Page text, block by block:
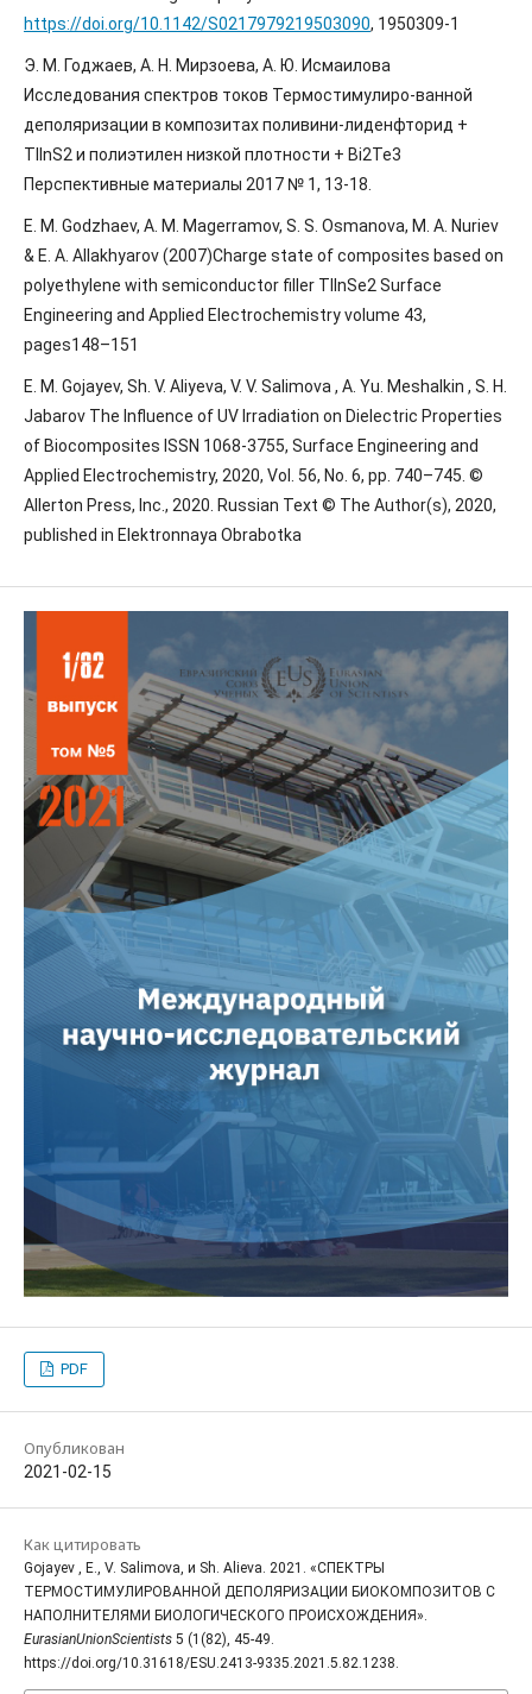
https://doi.org/10.1142/S0217979219503090, 1950309-1
Э. М. Годжаев, А. Н. Мирзоева, А. Ю. Исмаилова
Исследования спектров токов Термостимулиро-ванной
деполяризации в композитах поливини-лиденфторид +
TlInS2 и полиэтилен низкой плотности + Bi2Te3
Перспективные материалы 2017 № 1, 13-18.
E. M. Godzhaev, A. M. Magerramov, S. S. Osmanova, M. A. Nuriev
& E. A. Allakhyarov (2007)Charge state of composites based on
polyethylene with semiconductor filler TlInSe2 Surface
Engineering and Applied Electrochemistry volume 43,
pages148–151
E. M. Gojayev, Sh. V. Aliyeva, V. V. Salimova , A. Yu. Meshalkin , S. H.
Jabarov The Influence of UV Irradiation on Dielectric Properties
of Biocomposites ISSN 1068-3755, Surface Engineering and
Applied Electrochemistry, 2020, Vol. 56, No. 6, pp. 740–745. ©
Allerton Press, Inc., 2020. Russian Text © The Author(s), 2020,
published in Elektronnaya Obrabotka
PDF
Опубликован
2021-02-15
Как цитировать
Gojayev , E., V. Salimova, и Sh. Alieva. 2021. «СПЕКТРЫ
ТЕРМОСТИМУЛИРОВАННОЙ ДЕПОЛЯРИЗАЦИИ БИОКОМПОЗИТОВ С
НАПОЛНИТЕЛЯМИ БИОЛОГИЧЕСКОГО ПРОИСХОЖДЕНИЯ».
EurasianUnionScientists 5 (1(82), 45-49.
https://doi.org/10.31618/ESU.2413-9335.2021.5.82.1238.